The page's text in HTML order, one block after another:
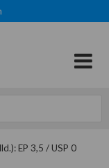
EP 3,5 / USP 0